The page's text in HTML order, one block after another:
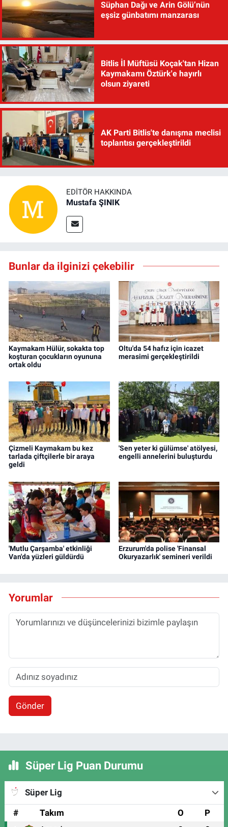
Süphan Dağı ve Arin Gölü’nün
eşsiz günbatımı manzarası
Bitlis İl Müftüsü Koçak'tan Hizan
Kaymakamı Öztürk'e hayırlı
olsun ziyareti
AK Parti Bitlis'te danışma meclisi
toplantısı gerçekleştirildi
EDITÖR HAKKINDA
Mustafa ŞINIK
Bunlar da ilginizi çekebilir
Kaymakam Hülür, sokakta top
koşturan çocukların oyununa
ortak oldu
Oltu'da 54 hafız için icazet
merasimi gerçekleştirildi
Çizmeli Kaymakam bu kez
tarlada çiftçilerle bir araya
geldi
'Sen yeter ki gülümse' atölyesi,
engelli annelerini buluşturdu
'Mutlu Çarşamba' etkinliği
Van'da yüzleri güldürdü
Erzurum'da polise 'Finansal
Okuryazarlık' semineri verildi
Yorumlar
Gönder
Süper Lig Puan Durumu
Süper Lig
#
Takım O P